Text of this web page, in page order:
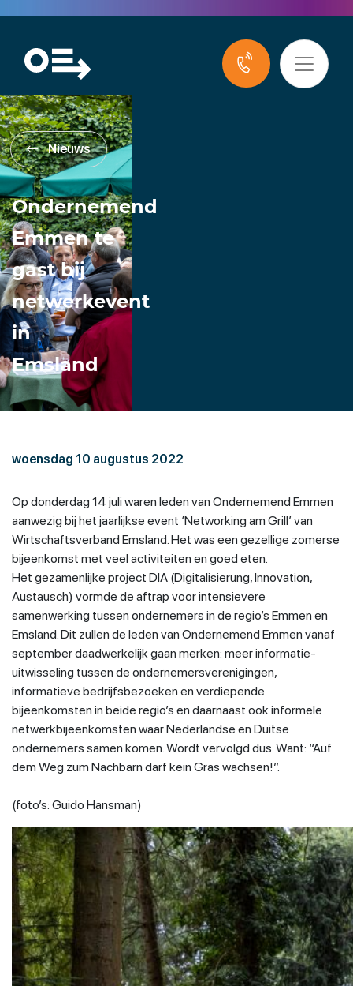
Nieuws
Ondernemend
Emmen te
gast bij
netwerkevent
in
Emsland
woensdag 10 augustus 2022
Op donderdag 14 juli waren leden van Ondernemend Emmen
aanwezig bij het jaarlijkse event ‘Networking am Grill’ van
Wirtschaftsverband Emsland. Het was een gezellige zomerse
bijeenkomst met veel activiteiten en goed eten.
Het gezamenlijke project DIA (Digitalisierung, Innovation,
Austausch) vormde de aftrap voor intensievere
samenwerking tussen ondernemers in de regio’s Emmen en
Emsland. Dit zullen de leden van Ondernemend Emmen vanaf
september daadwerkelijk gaan merken: meer informatie-
uitwisseling tussen de ondernemersverenigingen,
informatieve bedrijfsbezoeken en verdiepende
bijeenkomsten in beide regio’s en daarnaast ook informele
netwerkbijeenkomsten waar Nederlandse en Duitse
ondernemers samen komen. Wordt vervolgd dus. Want: “Auf
dem Weg zum Nachbarn darf kein Gras wachsen!”.
(foto’s: Guido Hansman)